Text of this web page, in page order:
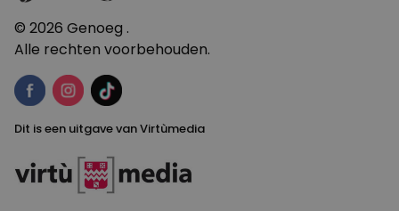
© 2026 Genoeg .
Alle rechten voorbehouden.
Dit is een uitgave van Virtùmedia